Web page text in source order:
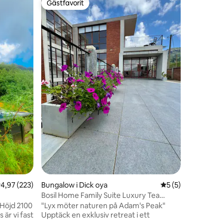
av 5 i genomsnittligt betyg, 223 omdömen
4,97 (223)
2100
Gästfavorit
Gästfavorit
Bungalow i Dick oya 5 av 5 i
5 (5)
Bosil Home Family Suite Luxury Tea
Estate-tillflyktsort
"Lyx möter naturen på Adam's Peak"
Upptäck en exklusiv retreat i ett